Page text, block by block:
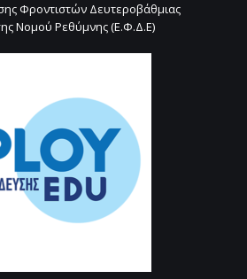
Φροντιστών Δευτεροβάθμιας
Νομού Ρεθύμνης (Ε.Φ.Δ.Ε)